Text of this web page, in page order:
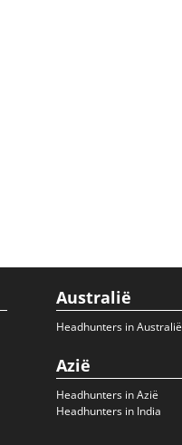
Australië
Headhunters in Australië
Azië
Headhunters in Azië
Headhunters in India